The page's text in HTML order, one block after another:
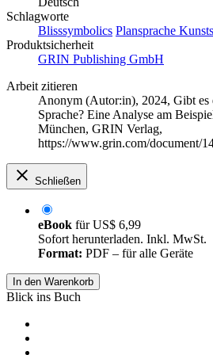
Schlagworte
Blisssymbolics Plansprache
Produktsicherheit
GRIN Publishing GmbH
Arbeit zitieren
Anonym (Autor:in), 2024, Gibt
Sprache? Eine Analyse am
München, GRIN Verlag,
https://www.grin.com/document/
Schließen
eBook fürUS$ 6,99
Sofort herunterladen. Inkl. MwSt.
Format: PDF – für alle Geräte
In den Warenkorb
Blick ins Buch